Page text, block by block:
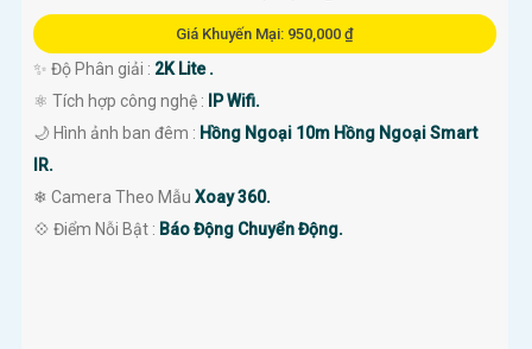
Giá Khuyến Mại: 950,000 ₫
✨ Độ Phân giải : 2K Lite .
⚛️ Tích hợp công nghệ :
IP Wifi.
🌙 Hình ảnh ban đêm : Hồng Ngoại 10m Hồng Ngoại Smart
IR.
❄ Camera Theo Mẫu Xoay 360.
️💠 Điểm Nỗi Bật : Báo Động Chuyển Động.